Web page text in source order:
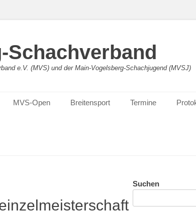
Schachverband
e.V. (MVS) und der Main-Vogelsberg-Schachjugend (MVSJ)
MVS-Open Breitensport Termine
Suchen